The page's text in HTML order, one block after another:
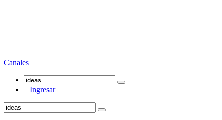
Canales
Ingresar